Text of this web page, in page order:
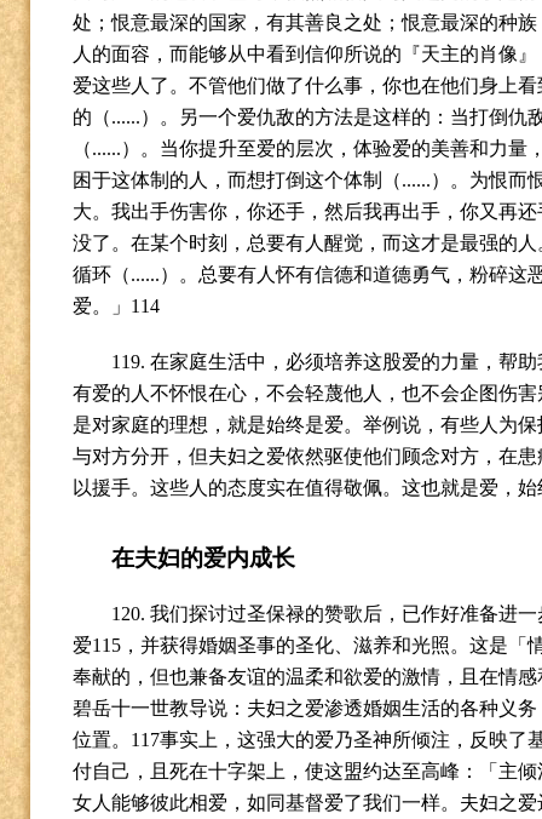
处；恨意最深的国家，有其善良之处；恨意最深的种
人的面容，而能够从中看到信仰所说的『天主的肖像
爱这些人了。不管他们做了什么事，你也在他们身上
的（......）。另一个爱仇敌的方法是这样的：当打倒仇
（......）。当你提升至爱的层次，体验爱的美善和力量
困于这体制的人，而想打倒这个体制（......）。为恨而
大。我出手伤害你，你还手，然后我再出手，你又再还
没了。在某个时刻，总要有人醒觉，而这才是最强的
循环（......）。总要有人怀有信德和道德勇气，粉碎这
爱。」 114
119.在家庭生活中，必须培养这股爱的力量，帮
有爱的人不怀恨在心，不会轻蔑他人，也不会企图伤
是对家庭的理想，就是始终是爱。举例说，有些人为
与对方分开，但夫妇之爱依然驱使他们顾念对方，在
以援手。这些人的态度实在值得敬佩。这也就是爱，
在夫妇的爱内成长
120.我们探讨过圣保禄的赞歌后，已作好准备进
爱115 ，并获得婚姻圣事的圣化、滋养和光照。这是「
奉献的，但也兼备友谊的温柔和欲爱的激情，且在情
碧岳十一世教导说：夫妇之爱渗透婚姻生活的各种义
位置。 117事实上，这强大的爱乃圣神所倾注，反映了
付自己，且死在十字架上，使这盟约达至高峰：「主
女人能够彼此相爱，如同基督爱了我们一样。夫妇之